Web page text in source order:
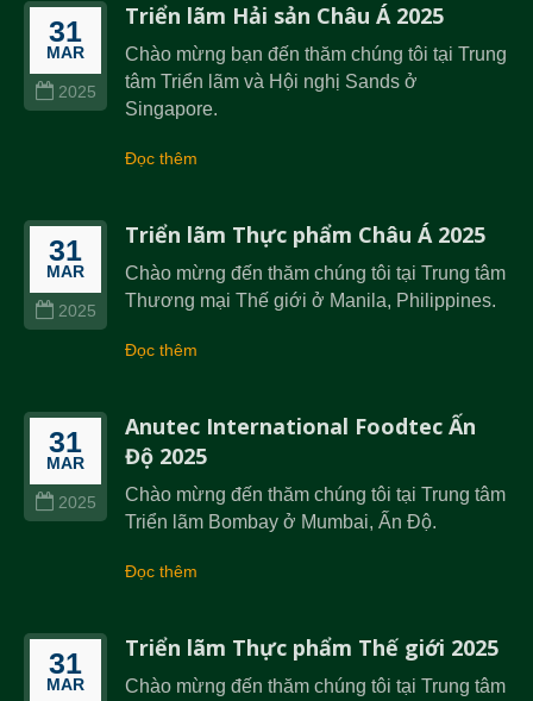
31
MAR
2025
Triển lãm Hải sản Châu Á 2025
Chào mừng bạn đến thăm chúng tôi tại Trung
tâm Triển lãm và Hội nghị Sands ở
Singapore.
Đọc thêm
31
MAR
2025
Triển lãm Thực phẩm Châu Á 2025
Chào mừng đến thăm chúng tôi tại Trung tâm
Thương mại Thế giới ở Manila, Philippines.
Đọc thêm
31
MAR
2025
Anutec International Foodtec Ấn
Độ 2025
Chào mừng đến thăm chúng tôi tại Trung tâm
Triển lãm Bombay ở Mumbai, Ấn Độ.
Đọc thêm
31
MAR
Triển lãm Thực phẩm Thế giới 2025
Chào mừng đến thăm chúng tôi tại Trung tâm